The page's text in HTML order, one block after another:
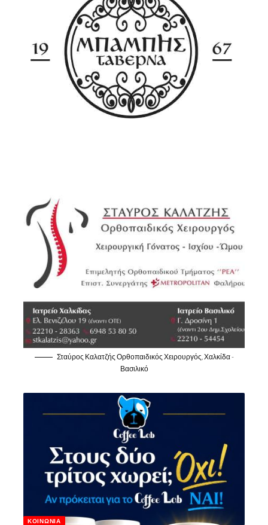
Σταύρος Καλατζής Ορθοπαιδικός Χειρουργός, Χαλκίδα -
Βασιλικό
ΚΟΙΝΩΝΊΑ